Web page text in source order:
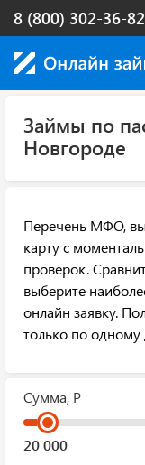
8 (800) 302-36-82
Займы по
Новгороде
Перечень МФО,
карту с
проверок.
выберите
онлайн заявку.
только по одному
Сумма, Р